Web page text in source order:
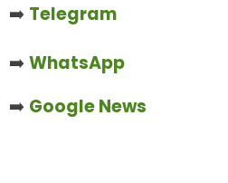
➡️ Telegram
➡️WhatsApp
➡️ Google News